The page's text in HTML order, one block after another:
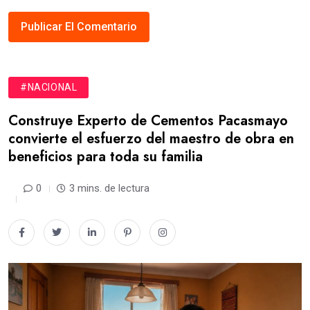
#NACIONAL
Construye Experto de Cementos Pacasmayo
convierte el esfuerzo del maestro de obra en
beneficios para toda su familia
0 3 mins. de lectura